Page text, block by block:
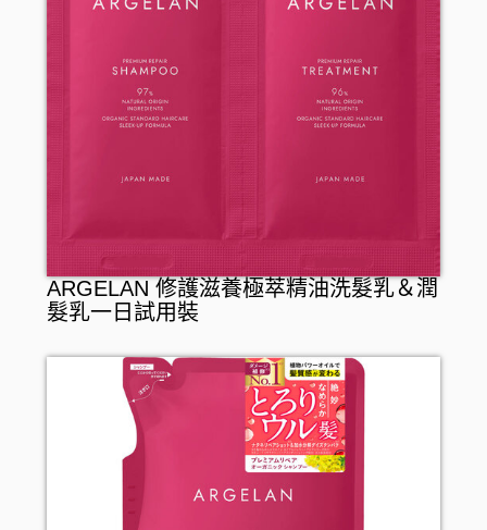
ARGELAN 修護滋養極萃精油洗髮乳＆潤
髮乳一日試用裝